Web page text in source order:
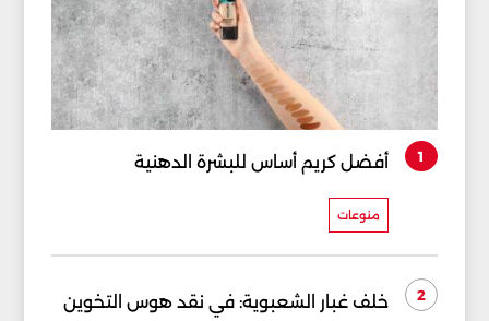
1 أفضل كريم أساس للبشرة الدهنية
منوعات
2 خلف غبار الشعبوية: في نقد هوس التخوين